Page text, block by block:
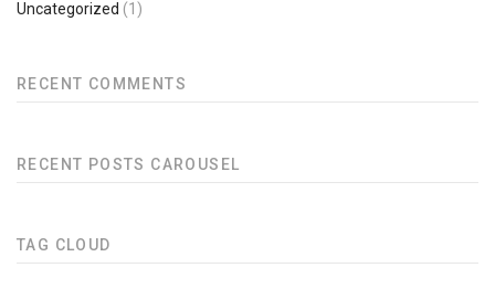
Uncategorized (1)
RECENT COMMENTS
RECENT POSTS CAROUSEL
TAG CLOUD